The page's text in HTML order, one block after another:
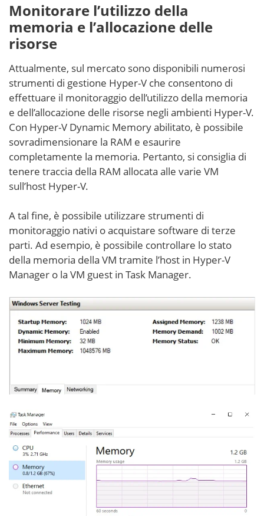
Monitorare l’utilizzo della
memoria e l’allocazione delle
risorse
Attualmente, sul mercato sono disponibili numerosi
strumenti di gestione Hyper-V che consentono di
effettuare il monitoraggio dell’utilizzo della memoria
e dell’allocazione delle risorse negli ambienti Hyper-V.
Con Hyper-V Dynamic Memory abilitato, è possibile
sovradimensionare la RAM e esaurire
completamente la memoria. Pertanto, si consiglia di
tenere traccia della RAM allocata alle varie VM
sull’host Hyper-V.
A tal fine, è possibile utilizzare strumenti di
monitoraggio nativi o acquistare software di terze
parti. Ad esempio, è possibile controllare lo stato
della memoria della VM tramite l’host in Hyper-V
Manager o la VM guest in Task Manager.